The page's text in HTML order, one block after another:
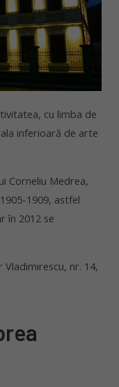
cu limba de
inferioară de arte
Corneliu Medrea,
1909, astfel
în 2012 se
nr. 14,